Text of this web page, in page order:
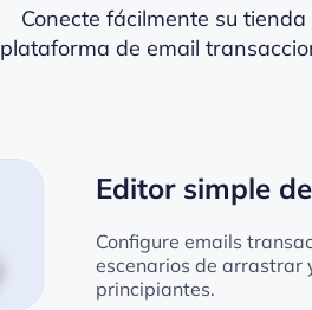
Conecte fácilmente su
plataforma de email
Editor simple
Configure emails
escenarios de arrastrar
principiantes.